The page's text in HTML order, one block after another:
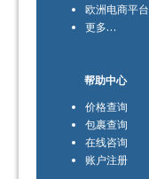
欧洲电商平台
更多…
帮助中心
价格查询
包裹查询
在线咨询
账户注册